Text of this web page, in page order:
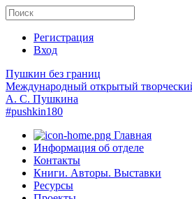
Регистрация
Вход
Пушкин без границ
Международный открытый
А. С. Пушкина
#pushkin180
Главная
Информация об отделе
Контакты
Книги. Авторы. Выставки
Ресурсы